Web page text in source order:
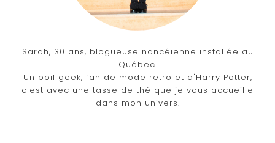
Sarah, 30 ans, blogueuse nancéienne installée au
Québec.
Un poil geek, fan de mode retro et d'Harry Potter,
c'est avec une tasse de thé que je vous accueille
dans mon univers.